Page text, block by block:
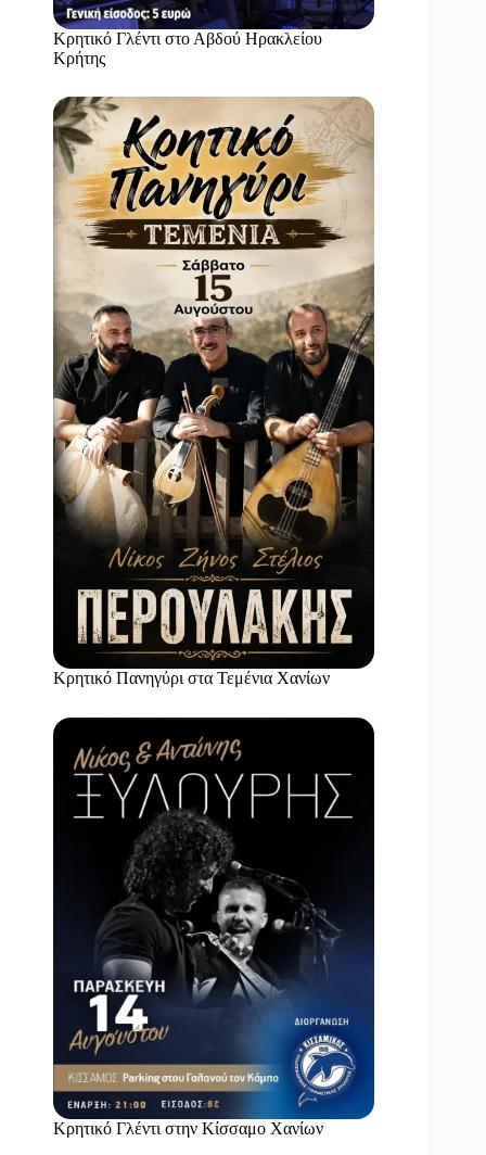
Κρητικό Γλέντι στο Αβδού Ηρακλείου
Κρήτης
Κρητικό Πανηγύρι στα Τεμένια Χανίων
Κρητικό Γλέντι στην Κίσσαμο Χανίων